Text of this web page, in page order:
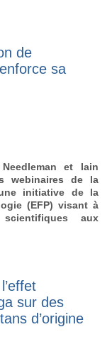
de
sa
et Iain
webinaires de la
initiative de la
(EFP) visant à
aux
sur des
d’origine